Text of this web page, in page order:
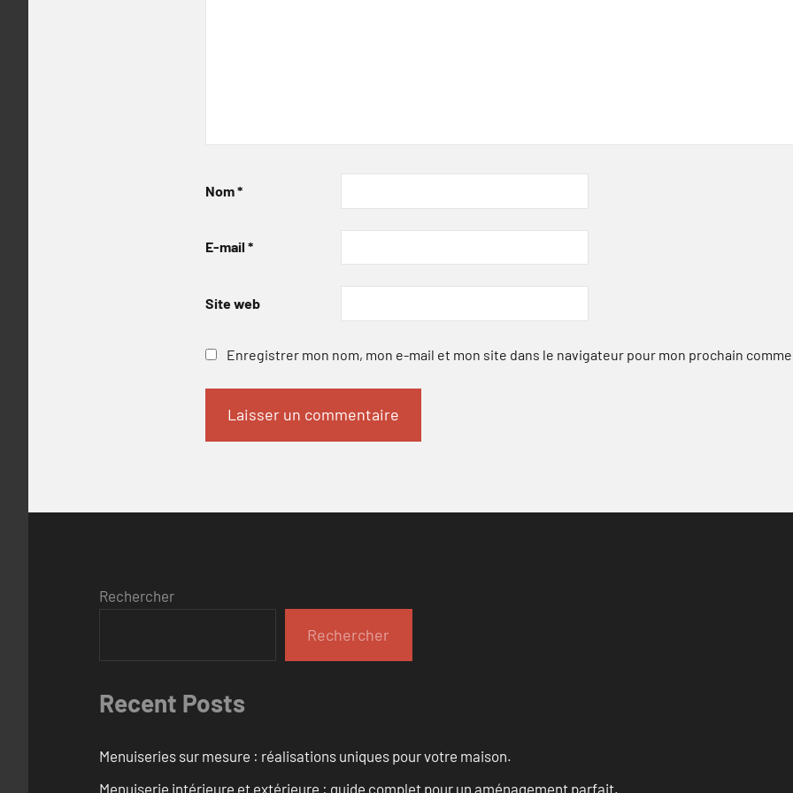
Nom*
E-mail *
Site web
Enregistrer mon nom, mon e-mail et mon site dans le navigateur pour mon prochain
Rechercher
Rechercher
Recent Posts
Menuiseries sur mesure : réalisations uniques pour votre maison.
Menuiserie intérieure et extérieure : guide complet pour un aménagement parfait.